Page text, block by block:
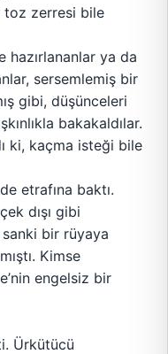
toz zerresi bile
hazırlananlar ya da
sersemlemiş bir
gibi, düşünceleri
bakakaldılar.
ki, kaçma isteği bile
etrafına baktı.
dışı gibi
bir rüyaya
Kimse
engelsiz bir
Ürkütücü